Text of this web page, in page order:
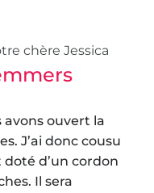
chère Jessica
avons ouvert la
J’ai donc cousu
d’un cordon
Il sera